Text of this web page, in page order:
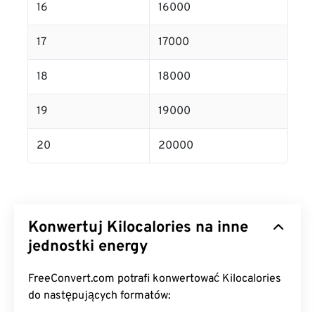
16 16000
17 17000
18 18000
19 19000
20 20000
Konwertuj Kilocalories na inne
jednostki energy
FreeConvert.com potrafi konwertować Kilocalories
do następujących formatów: